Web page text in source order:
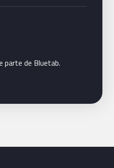
parte de Bluetab.